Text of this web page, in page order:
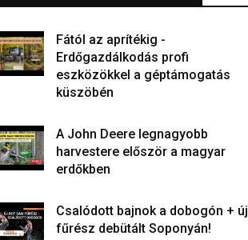
Fától az aprítékig -
Erdőgazdálkodás profi
eszközökkel a géptámogatás
küszöbén
A John Deere legnagyobb
harvestere először a magyar
erdőkben
Csalódott bajnok a dobogón + új
fűrész debütált Soponyán!